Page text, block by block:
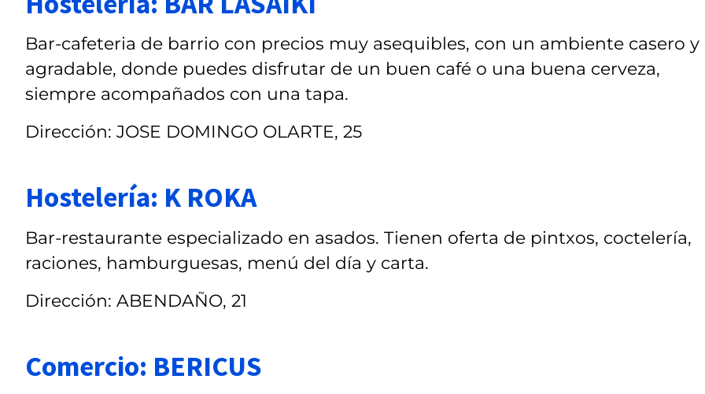
Bar-cafeteria de barrio con precios muy asequibles, con un ambiente casero y
agradable, donde puedes disfrutar de un buen café o una buena cerveza,
siempre acompañados con una tapa.
Dirección: JOSE DOMINGO OLARTE, 25
Hostelería: K ROKA
Bar-restaurante especializado en asados. Tienen oferta de pintxos, coctelería,
raciones, hamburguesas, menú del día y carta.
Dirección: ABENDAÑO, 21
Comercio: BERICUS